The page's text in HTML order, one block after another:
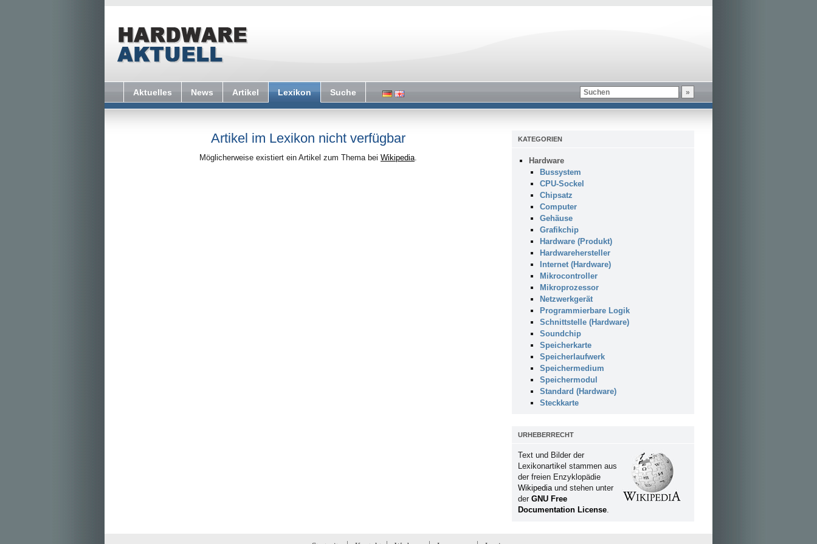
Aktuelles News Artikel Lexikon Suche
Artikel im Lexikon nicht verfügbar
Möglicherweise existiert ein Artikel zum Thema bei Wikipedia.
KATEGORIEN
Hardware
Bussystem
CPU-Sockel
Chipsatz
Computer
Gehäuse
Grafikchip
Hardware (Produkt)
Hardwarehersteller
Internet (Hardware)
Mikrocontroller
Mikroprozessor
Netzwerkgerät
Programmierbare Logik
Schnittstelle (Hardware)
Soundchip
Speicherkarte
Speicherlaufwerk
Speichermedium
Speichermodul
Standard (Hardware)
Steckkarte
URHEBERRECHT
Text und Bilder der
Lexikonartikel stammen aus
der freien Enzyklopädie
Wikipediaund stehen unter
der GNU Free
Documentation License.